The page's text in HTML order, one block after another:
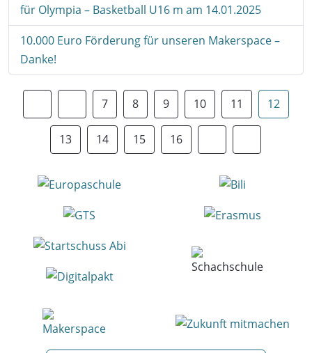
für Olympia – Basketball U16 m am 14.01.2025
10.000 Euro Förderung für unseren Makerspace –
Danke!
7 8 9 10 11 12
13 14 15 16